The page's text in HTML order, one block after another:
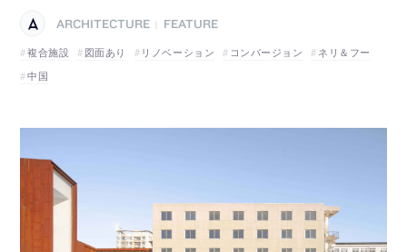
ARCHITECTURE
FEATURE
複合施設
図面あり リノベーション コンバージョン
ネリ＆フー
中国